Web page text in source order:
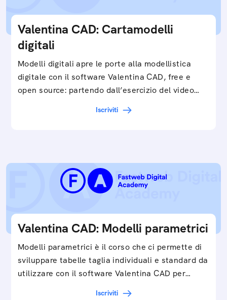
Valentina CAD: Cartamodelli
digitali
Modelli digitali apre le porte alla modellistica
digitale con il software Valentina CAD, free e
open source: partendo dall’esercizio del video…
Iscriviti
Valentina CAD: Modelli parametrici
Modelli parametrici è il corso che ci permette di
sviluppare tabelle taglia individuali e standard da
utilizzare con il software Valentina CAD per…
Iscriviti